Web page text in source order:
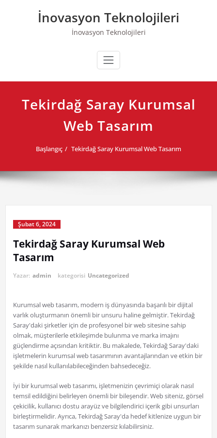
İnovasyon Teknolojileri
İnovasyon Teknolojileri
Tekirdağ Saray Kurumsal
Web Tasarım
Başlangıç Tekirdağ Saray Kurumsal Web Tasarım
Şubat 6, 2024
Tekirdağ Saray Kurumsal Web
Tasarım
Yazar: admin kategorisi Uncategorized
Kurumsal web tasarım, modern iş dünyasında başarılı bir dijital
varlık oluşturmanın önemli bir unsuru haline gelmiştir. Tekirdağ
Saray'daki şirketler için de profesyonel bir web sitesine sahip
olmak, müşterilerle etkileşimde bulunma ve marka imajını
güçlendirme açısından kritiktir. Bu makalede, Tekirdağ Saray'daki
işletmelerin kurumsal web tasarımının avantajlarından ve etkin bir
şekilde nasıl kullanılabileceğinden bahsedeceğiz.
İyi bir kurumsal web tasarımı, işletmenizin çevrimiçi olarak nasıl
temsil edildiğini belirleyen önemli bir bileşendir. Web siteniz, görsel
çekicilik, kullanıcı dostu arayüz ve bilgilendirici içerik gibi unsurları
birleştirmelidir. Ayrıca, Tekirdağ Saray'da hedef kitlenize uygun bir
tasarım sunarak markanızı benzersiz kılabilirsiniz.